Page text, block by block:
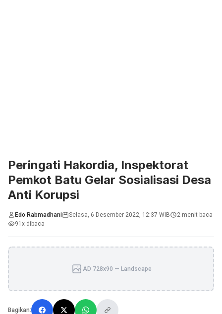
Peringati Hakordia, Inspektorat
Pemkot Batu Gelar Sosialisasi Desa
Anti Korupsi
Edo Rabmadhani Selasa, 6 Desember 2022, 12:37 WIB
2 menit baca
91x dibaca
AD 728x90 — Landscape
Bagikan: